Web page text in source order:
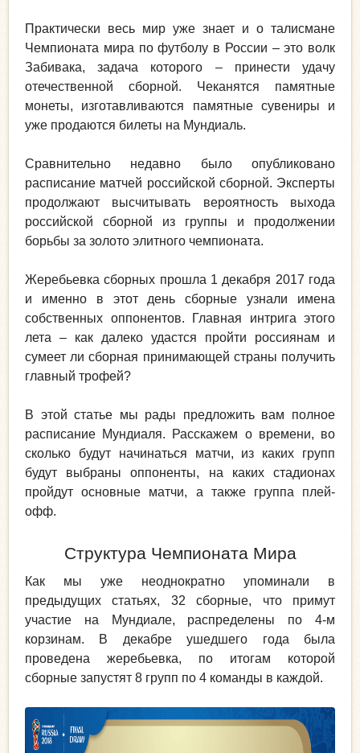
Практически весь мир уже знает и о талисмане
Чемпионата мира по футболу в России – это волк
Забивака, задача которого – принести удачу
отечественной сборной. Чеканятся памятные
монеты, изготавливаются памятные сувениры и
уже продаются билеты на Мундиаль.
Сравнительно недавно было опубликовано
расписание матчей российской сборной. Эксперты
продолжают высчитывать вероятность выхода
российской сборной из группы и продолжении
борьбы за золото элитного чемпионата.
Жеребьевка сборных прошла 1 декабря 2017 года
и именно в этот день сборные узнали имена
собственных оппонентов. Главная интрига этого
лета – как далеко удастся пройти россиянам и
сумеет ли сборная принимающей страны получить
главный трофей?
В этой статье мы рады предложить вам полное
расписание Мундиаля. Расскажем о времени, во
сколько будут начинаться матчи, из каких групп
будут выбраны оппоненты, на каких стадионах
пройдут основные матчи, а также группа плей-
офф.
Структура Чемпионата Мира
Как мы уже неоднократно упоминали в
предыдущих статьях, 32 сборные, что примут
участие на Мундиале, распределены по 4-м
корзинам. В декабре ушедшего года была
проведена жеребьевка, по итогам которой
сборные запустят 8 групп по 4 команды в каждой.